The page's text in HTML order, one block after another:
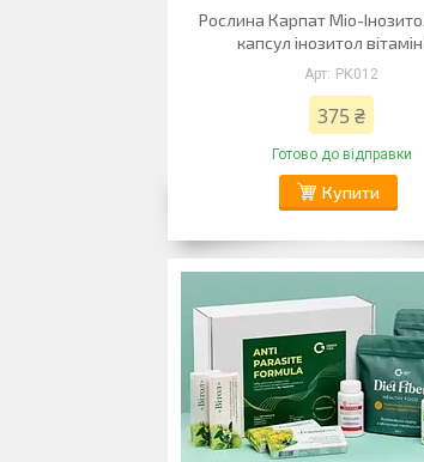
Рослина Карпат Міо-
капсул інозитол
РК012
375 ₴
Готово до відправки
Купити